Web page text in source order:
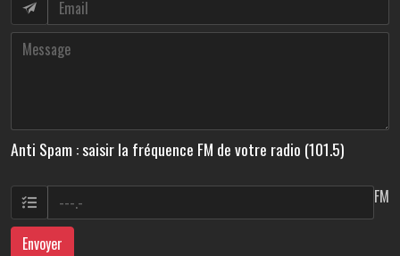
Anti Spam : saisir la fréquence FM de votre radio (101.5)
FM
Envoyer